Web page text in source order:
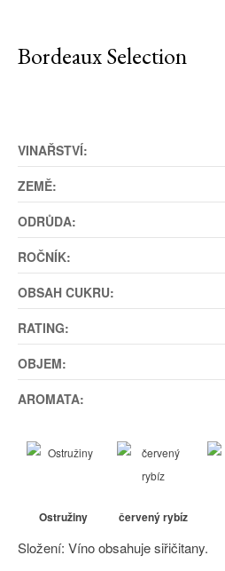
Bordeaux Selection
VINAŘSTVÍ:
ZEMĚ:
ODRŮDA:
ROČNÍK:
OBSAH CUKRU:
RATING:
OBJEM:
AROMATA:
Ostružiny červený rybíz
Složení: Víno obsahuje siřičitany.